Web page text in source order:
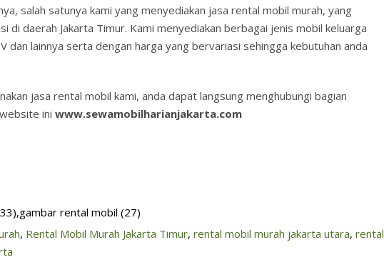
salah satunya kami yang menyediakan jasa rental mobil murah, yang
di daerah Jakarta Timur. Kami menyediakan berbagai jenis mobil keluarga
dan lainnya serta dengan harga yang bervariasi sehingga kebutuhan anda
jasa rental mobil kami, anda dapat langsung menghubungi bagian
ini www.sewamobilharianjakarta.com
rental mobil (27)
, Rental Mobil Murah Jakarta Timur, rental mobil murah jakarta utara, rental